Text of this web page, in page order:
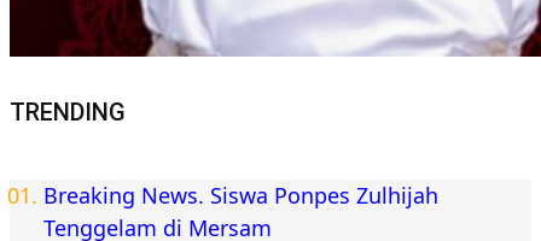
TRENDING
Breaking News. Siswa Ponpes Zulhijah
Tenggelam di Mersam